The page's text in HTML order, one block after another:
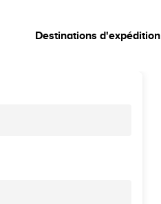
Destinations d'expédition